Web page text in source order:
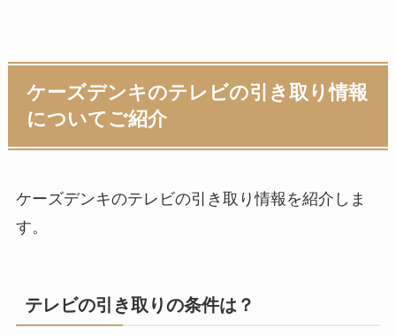
ケーズデンキのテレビの引き取り情報
についてご紹介
ケーズデンキのテレビの引き取り情報を紹介しま
す。
テレビの引き取りの条件は？